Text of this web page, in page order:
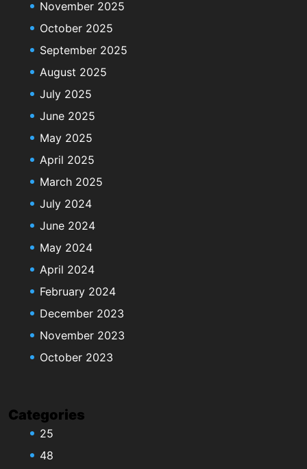
November 2025
October 2025
September 2025
August 2025
July 2025
June 2025
May 2025
April 2025
March 2025
July 2024
June 2024
May 2024
April 2024
February 2024
December 2023
November 2023
October 2023
Categories
25
48